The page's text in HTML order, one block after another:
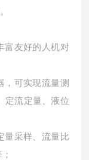
富友好的人机对
，可实现流量测
定流定量、液位
量采样、流量比